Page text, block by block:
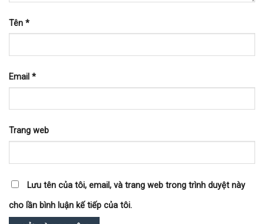
Tên *
Email *
Trang web
Lưu tên của tôi, email, và trang web trong trình duyệt này
cho lần bình luận kế tiếp của tôi.